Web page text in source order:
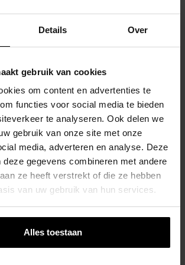
Details Over
gebruik van cookies
om content en advertenties te
functies voor social media te bieden
te analyseren. Ook delen we
gebruik van onze site met onze
media, adverteren en analyse. Deze
deze gegevens combineren met andere
ze heeft verstrekt of die ze hebben
van uw gebruik van hun services.
Alles toestaan